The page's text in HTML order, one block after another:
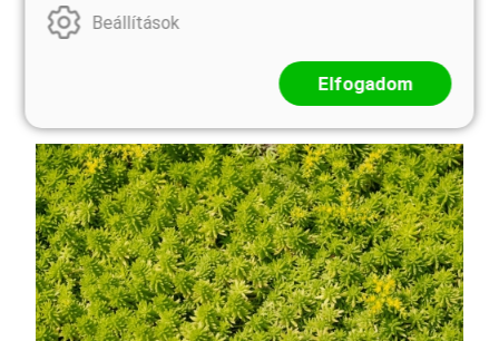
vagy Színes olasznád, a Földközi-tenger vidékéről
származó, rendkívül impozáns megjelenésű díszfű.
változata, amely a kertekben egzotikus, mediterrá ...
Beállítások
Elfogadom